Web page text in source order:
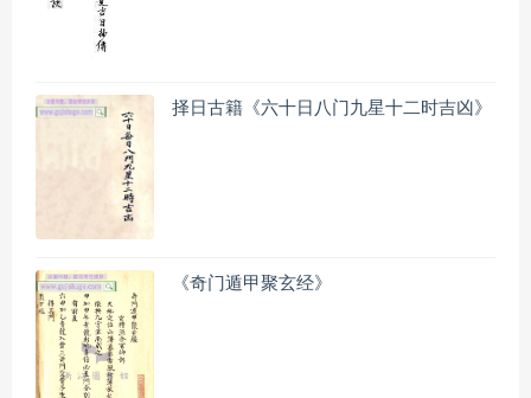
择日古籍《六十日八门九星十二时吉凶》
《奇门遁甲聚玄经》